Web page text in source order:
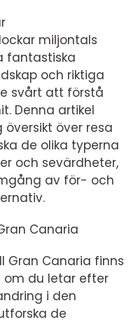
miljontals
fantastiska
och riktiga
svårt att förstå
Denna artikel
över resa
de olika typerna
och sevärdheter,
av för- och
Canaria
Gran Canaria finns
om du letar efter
i den
de